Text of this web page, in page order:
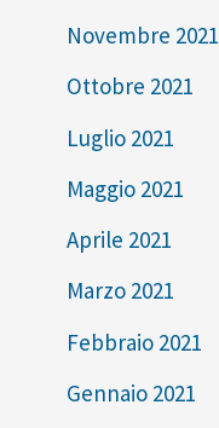
Novembre 2021
Ottobre 2021
Luglio 2021
Maggio 2021
Aprile 2021
Marzo 2021
Febbraio 2021
Gennaio 2021